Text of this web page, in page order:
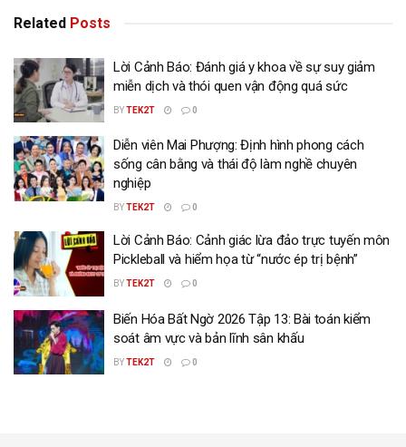
Related Posts
Lời Cảnh Báo: Đánh giá y khoa về sự suy giảm
miễn dịch và thói quen vận động quá sức
BYTEK2T 0
Diễn viên Mai Phượng: Định hình phong cách
sống cân bằng và thái độ làm nghề chuyên
nghiệp
BYTEK2T 0
Lời Cảnh Báo: Cảnh giác lừa đảo trực tuyến môn
Pickleball và hiểm họa từ “nước ép trị bệnh”
BYTEK2T 0
Biến Hóa Bất Ngờ 2026 Tập 13: Bài toán kiểm
soát âm vực và bản lĩnh sân khấu
BYTEK2T 0